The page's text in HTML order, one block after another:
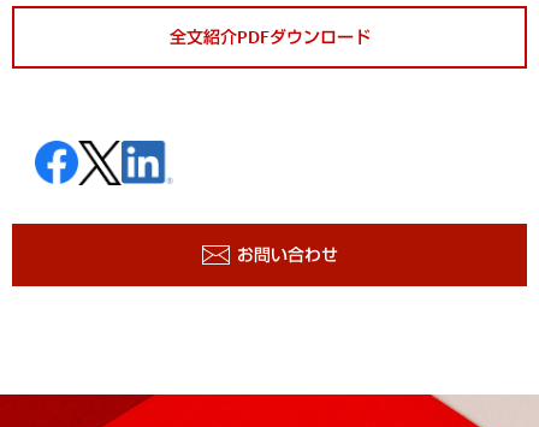
全文紹介PDFダウンロード
お問い合わせ